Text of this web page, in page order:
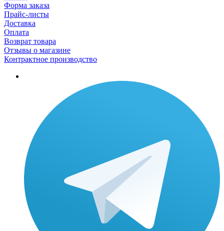
Форма заказа
Прайс-листы
Доставка
Оплата
Возврат товара
Отзывы о магазине
Контрактное производство